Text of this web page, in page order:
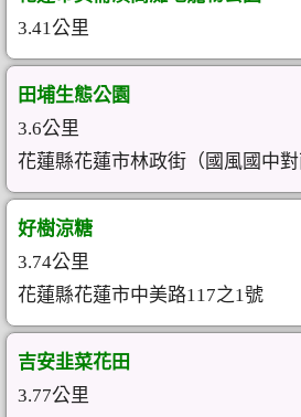
3.41公里
田埔生態公園
3.6公里
花蓮縣花蓮市林政街（國風國中對
好樹涼糖
3.74公里
花蓮縣花蓮市中美路117之1號
吉安韭菜花田
3.77公里